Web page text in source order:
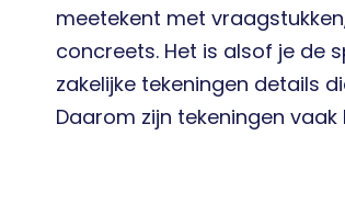
meetekent met
concreets. Het is alsof je de
zakelijke tekeningen details
Daarom zijn tekeningen vaak